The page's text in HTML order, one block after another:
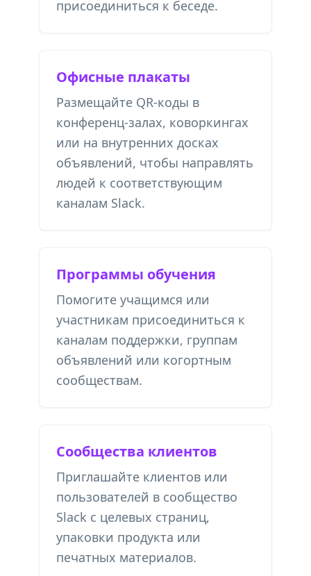
присоединиться к беседе.
Офисные плакаты
Размещайте QR-коды в
конференц-залах, коворкингах
или на внутренних досках
объявлений, чтобы направлять
людей к соответствующим
каналам Slack.
Программы обучения
Помогите учащимся или
участникам присоединиться к
каналам поддержки, группам
объявлений или когортным
сообществам.
Сообщества клиентов
Приглашайте клиентов или
пользователей в сообщество
Slack с целевых страниц,
упаковки продукта или
печатных материалов.